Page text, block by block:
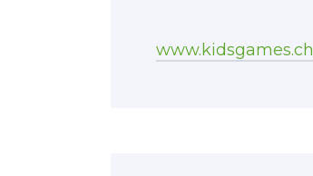
www.kidsgames.ch